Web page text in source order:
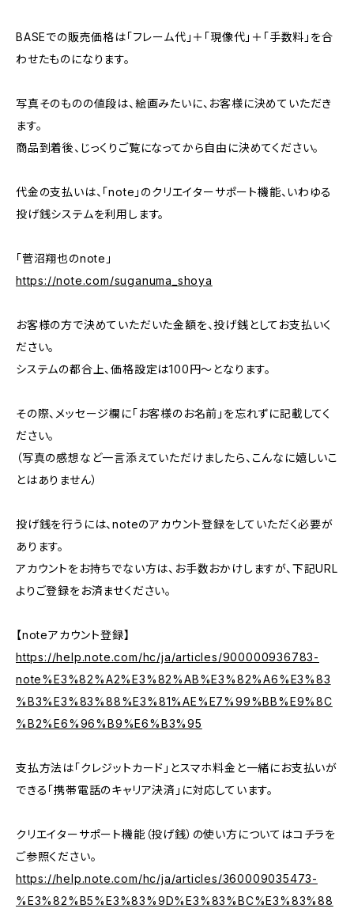
BASEでの販売価格は「フレーム代」＋「現像代」＋「手数料」を合
わせたものになります。
写真そのものの値段は、絵画みたいに、お客様に決めていただき
ます。
商品到着後、じっくりご覧になってから自由に決めてください。
代金の支払いは、「note」のクリエイターサポート機能、いわゆる
投げ銭システムを利用します。
「菅沼翔也のnote」
https://note.com/suganuma_shoya
お客様の方で決めていただいた金額を、投げ銭としてお支払いく
ださい。
システムの都合上、価格設定は100円〜となります。
その際、メッセージ欄に「お客様のお名前」を忘れずに記載してく
ださい。
（写真の感想など一言添えていただけましたら、こんなに嬉しいこ
とはありません）
投げ銭を行うには、noteのアカウント登録をしていただく必要が
あります。
アカウントをお持ちでない方は、お手数おかけしますが、下記URL
よりご登録をお済ませください。
【noteアカウント登録】
https://help.note.com/hc/ja/articles/900000936783-
note%E3%82%A2%E3%82%AB%E3%82%A6%E3%83
%B3%E3%83%88%E3%81%AE%E7%99%BB%E9%8C
%B2%E6%96%B9%E6%B3%95
支払方法は「クレジットカード」とスマホ料金と一緒にお支払いが
できる「携帯電話のキャリア決済」に対応しています。
クリエイターサポート機能（投げ銭）の使い方についてはコチラを
ご参照ください。
https://help.note.com/hc/ja/articles/360009035473-
%E3%82%B5%E3%83%9D%E3%83%BC%E3%83%88